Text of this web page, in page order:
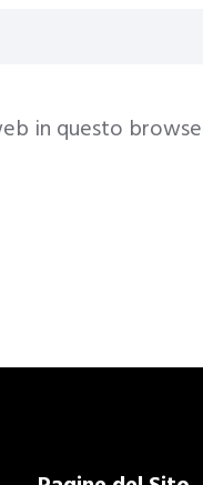
in questo